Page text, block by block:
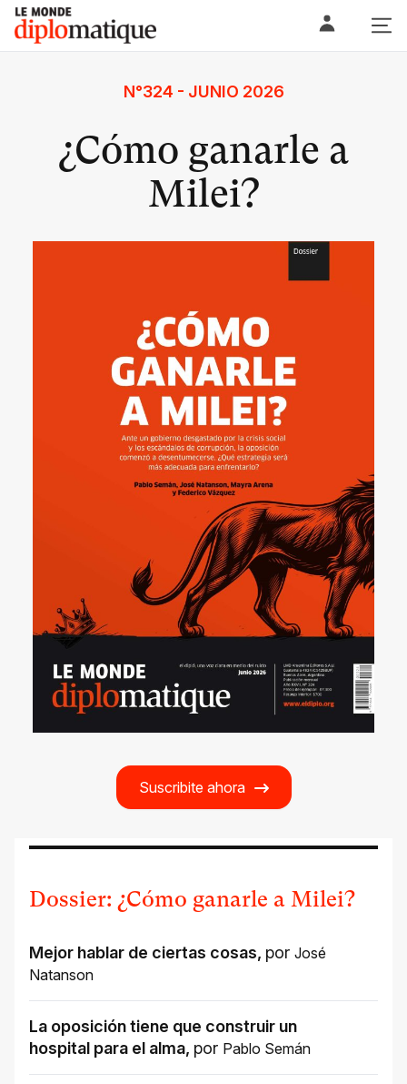
Skip
content
Le monde diplomatique
N°324 - JUNIO 2026
¿Cómo ganarle a
Milei?
Suscribite ahora
Dossier: ¿Cómo ganarle a Milei?
Mejor hablar de ciertas cosas, por José
Natanson
La oposición tiene que construir un
hospital para el alma, por Pablo Semán